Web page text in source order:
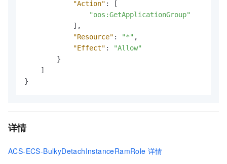
"Action" :
[
"oos:GetApplicationGroup"
] ,
"Resource" : "*" ,
"Effect" :
"Allow"
}
]
}
详情
ACS-ECS-BulkyDetachInstanceRamRole 详情